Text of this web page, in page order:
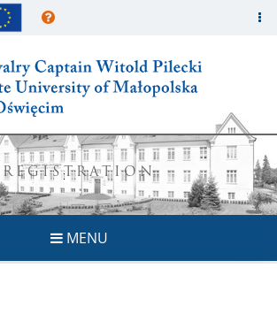
REGISTRATION
MENU